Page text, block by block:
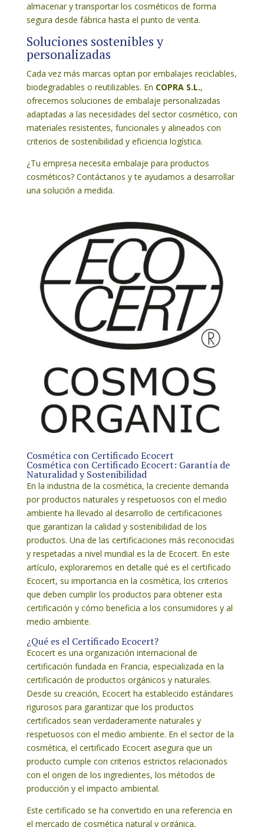
almacenar y transportar los cosméticos de forma
segura desde fábrica hasta el punto de venta.
Soluciones sostenibles y
personalizadas
Cada vez más marcas optan por embalajes reciclables,
biodegradables o reutilizables. En COPRA S.L.,
ofrecemos soluciones de embalaje personalizadas
adaptadas a las necesidades del sector cosmético, con
materiales resistentes, funcionales y alineados con
criterios de sostenibilidad y eficiencia logística.
¿Tu empresa necesita embalaje para productos
cosméticos? Contáctanos y te ayudamos a desarrollar
una solución a medida.
Cosmética con Certificado Ecocert
Cosmética con Certificado Ecocert: Garantía de
Naturalidad y Sostenibilidad
En la industria de la cosmética, la creciente demanda
por productos naturales y respetuosos con el medio
ambiente ha llevado al desarrollo de certificaciones
que garantizan la calidad y sostenibilidad de los
productos. Una de las certificaciones más reconocidas
y respetadas a nivel mundial es la de Ecocert. En este
artículo, exploraremos en detalle qué es el certificado
Ecocert, su importancia en la cosmética, los criterios
que deben cumplir los productos para obtener esta
certificación y cómo beneficia a los consumidores y al
medio ambiente.
¿Qué es el Certificado Ecocert?
Ecocert es una organización internacional de
certificación fundada en Francia, especializada en la
certificación de productos orgánicos y naturales.
Desde su creación, Ecocert ha establecido estándares
rigurosos para garantizar que los productos
certificados sean verdaderamente naturales y
respetuosos con el medio ambiente. En el sector de la
cosmética, el certificado Ecocert asegura que un
producto cumple con criterios estrictos relacionados
con el origen de los ingredientes, los métodos de
producción y el impacto ambiental.
Este certificado se ha convertido en una referencia en
el mercado de cosmética natural y orgánica,